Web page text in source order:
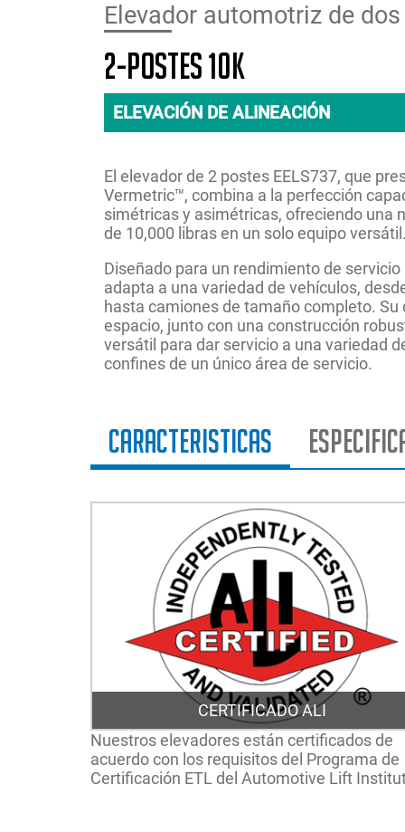
Elevador automotriz de
2-postes 10K
ELEVACIÓN DE ALINEACIÓN
El elevador de 2 postes EELS737, que
Vermetric™, combina a la perfección
simétricas y asimétricas, ofreciendo una
de 10,000 libras en un solo equipo versátil.
Diseñado para un rendimiento de
adapta a una variedad de vehículos,
hasta camiones de tamaño completo.
espacio, junto con una construcción
versátil para dar servicio a una variedad
confines de un único área de servicio.
Caracteristicas
CERTIFICADO ALI
Nuestros elevadores están certificados de
acuerdo con los requisitos del Programa de
Certificación ETL del Automotive Lift